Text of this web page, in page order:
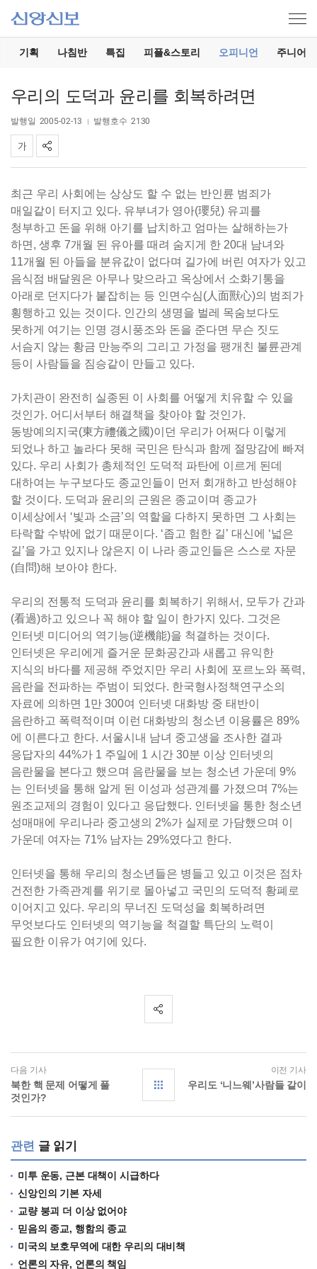
기획 나침반 특집 피플&스토리 오피니언 주니어
우리의 도덕과 윤리를 회복하려면
발행일 2005-02-13 발행호수 2130
최근 우리 사회에는 상상도 할 수 없는 반인륜 범죄가
매일같이 터지고 있다. 유부녀가 영아(瓔兒) 유괴를
청부하고 돈을 위해 아기를 납치하고 엄마는 살해하는가
하면, 생후 7개월 된 유아를 때려 숨지게 한 20대 남녀와
11개월 된 아들을 분유값이 없다며 길가에 버린 여자가 있고
음식점 배달원은 아무나 맞으라고 옥상에서 소화기통을
아래로 던지다가 붙잡히는 등 인면수심(人面獸心)의 범죄가
횡행하고 있는 것이다. 인간의 생명을 벌레 목숨보다도
못하게 여기는 인명 경시풍조와 돈을 준다면 무슨 짓도
서슴지 않는 황금 만능주의 그리고 가정을 팽개친 불륜관계
등이 사람들을 짐승같이 만들고 있다.
가치관이 완전히 실종된 이 사회를 어떻게 치유할 수 있을
것인가. 어디서부터 해결책을 찾아야 할 것인가.
동방예의지국(東方禮儀之國)이던 우리가 어쩌다 이렇게
되었나 하고 놀라다 못해 국민은 탄식과 함께 절망감에 빠져
있다. 우리 사회가 총체적인 도덕적 파탄에 이르게 된데
대하여는 누구보다도 종교인들이 먼저 회개하고 반성해야
할 것이다. 도덕과 윤리의 근원은 종교이며 종교가
이세상에서 ‘빛과 소금’의 역할을 다하지 못하면 그 사회는
타락할 수밖에 없기 때문이다. ‘좁고 험한 길’ 대신에 ‘넓은
길’을 가고 있지나 않은지 이 나라 종교인들은 스스로 자문
(自問)해 보아야 한다.
우리의 전통적 도덕과 윤리를 회복하기 위해서, 모두가 간과
(看過)하고 있으나 꼭 해야 할 일이 한가지 있다. 그것은
인터넷 미디어의 역기능(逆機能)을 척결하는 것이다.
인터넷은 우리에게 즐거운 문화공간과 새롭고 유익한
지식의 바다를 제공해 주었지만 우리 사회에 포르노와 폭력,
음란을 전파하는 주범이 되었다. 한국형사정책연구소의
자료에 의하면 1만 300여 인터넷 대화방 중 태반이
음란하고 폭력적이며 이런 대화방의 청소년 이용률은 89%
에 이른다고 한다. 서울시내 남녀 중고생을 조사한 결과
응답자의 44%가 1 주일에 1 시간 30분 이상 인터넷의
음란물을 본다고 했으며 음란물을 보는 청소년 가운데 9%
는 인터넷을 통해 알게 된 이성과 성관계를 가졌으며 7%는
원조교제의 경험이 있다고 응답했다. 인터넷을 통한 청소년
성매매에 우리나라 중고생의 2%가 실제로 가담했으며 이
가운데 여자는 71% 남자는 29%였다고 한다.
인터넷을 통해 우리의 청소년들은 병들고 있고 이것은 점차
건전한 가족관계를 위기로 몰아넣고 국민의 도덕적 황폐로
이어지고 있다. 우리의 무너진 도덕성을 회복하려면
무엇보다도 인터넷의 역기능을 척결할 특단의 노력이
필요한 이유가 여기에 있다.
다음 기사
북한 핵 문제 어떻게 풀
것인가?
이전 기사
우리도 ‘니느웨’사람들 같이
관련 글 읽기
미투 운동, 근본 대책이 시급하다
신앙인의 기본 자세
교량 붕괴 더 이상 없어야
믿음의 종교, 행함의 종교
미국의 보호무역에 대한 우리의 대비책
언론의 자유, 언론의 책임